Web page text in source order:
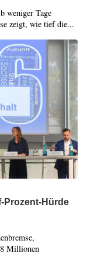
weniger Tage
zeigt, wie tief die...
Prozent-Hürde
Millionen